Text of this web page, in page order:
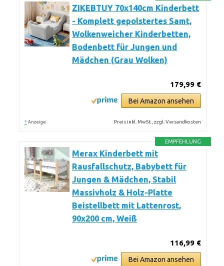
ZIKEBTUY 70x140cm Kinderbett
- Komplett gepolstertes Samt,
Wolkenweicher Kinderbetten,
Bodenbett für Jungen und
Mädchen (Grau Wolken)
179,99 €
Bei Amazon ansehen
* Anzeige Preis inkl. MwSt., zzgl. Versandkosten
EMPFEHLUNG
Merax Kinderbett mit
Rausfallschutz, Babybett für
Jungen & Mädchen, Stabil
Massivholz & Holz-Platte
Beistellbett mit Lattenrost,
90x200 cm, Weiß
116,99 €
Bei Amazon ansehen